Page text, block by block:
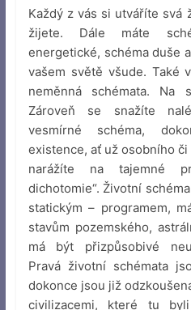
Každý z vás si utváříte svá
žijete. Dále máte
energetické, schéma duše
vašem světě všude. Také
neměnná schémata. Na
Zároveň se snažíte
vesmírné schéma,
existence, ať už osobního
narážíte na tajemné
dichotomie“. Životní
statickým – programem,
stavům pozemského,
má být přizpůsobivé
Pravá životní schémata
dokonce jsou již
civilizacemi, které tu